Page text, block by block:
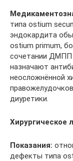
типа ostium
эндокардита
ostium primum,
сочетании ДМПП
назначают
неосложнённой
диуретики.
Хирургическое
Показания:
дефекты типа